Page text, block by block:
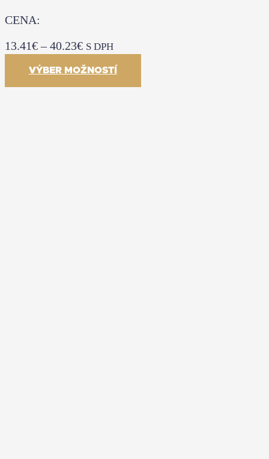
CENA:
13.41€–40.23€ S DPH
VÝBER MOŽNOSTÍ